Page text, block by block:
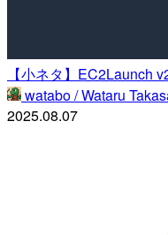
【小ネタ】EC2Launch
watabo / Wataru
2025.08.07